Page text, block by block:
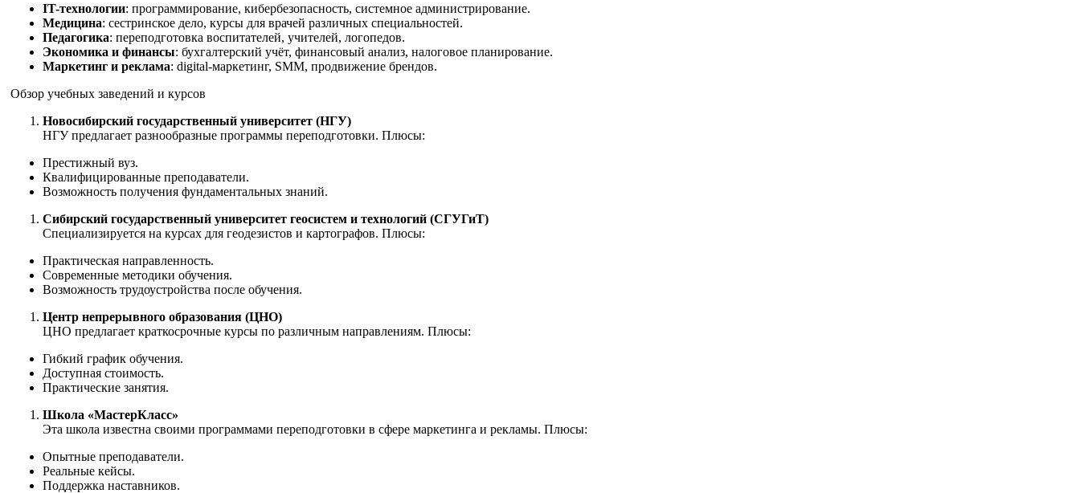
IT-технологии: программирование, кибербезопасность, системное администрирование.
Медицина: сестринское дело, курсы для врачей различных специальностей.
Педагогика: переподготовка воспитателей, учителей, логопедов.
Экономика и финансы: бухгалтерский учёт, финансовый анализ, налоговое планирование.
Маркетинг и реклама: digital-маркетинг, SMM, продвижение брендов.
Обзор учебных заведений и курсов
Новосибирский государственный университет (НГУ)
НГУ предлагает разнообразные программы переподготовки. Плюсы:
Престижный вуз.
Квалифицированные преподаватели.
Возможность получения фундаментальных знаний.
Сибирский государственный университет геосистем и технологий (СГУГиТ)
Специализируется на курсах для геодезистов и картографов. Плюсы:
Практическая направленность.
Современные методики обучения.
Возможность трудоустройства после обучения.
Центр непрерывного образования (ЦНО)
ЦНО предлагает краткосрочные курсы по различным направлениям. Плюсы:
Гибкий график обучения.
Доступная стоимость.
Практические занятия.
Школа «МастерКласс»
Эта школа известна своими программами переподготовки в сфере маркетинга и рекламы. Плюсы:
Опытные преподаватели.
Реальные кейсы.
Поддержка наставников.